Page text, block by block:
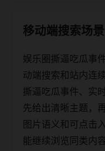
移动端搜索场景
娱乐圈撕逼吃瓜事
动端搜索和站内连
撕逼吃瓜事件、实
先给出清晰主题，
图片语义和可点击
能继续浏览同类内